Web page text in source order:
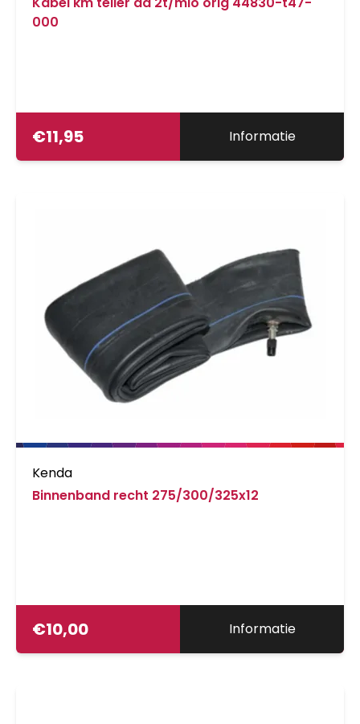
000
€11,95 Informatie
Kenda
Binnenband recht 275/300/325x12
€10,00 Informatie